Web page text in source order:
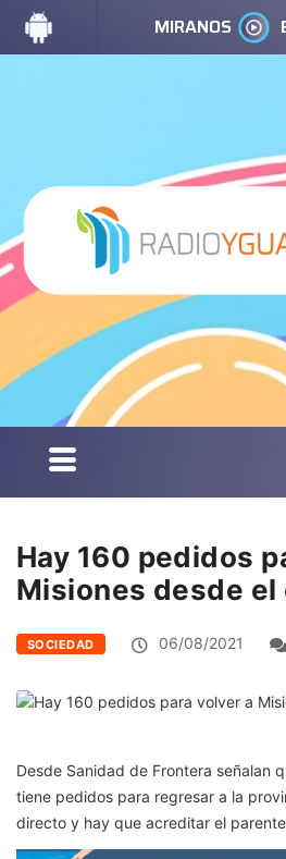
MIRANOS
Hay 160 pedidos
Misiones desde
SOCIEDAD 06/08/2021
Desde Sanidad de Frontera señalan
tiene pedidos para regresar a la
directo y hay que acreditar el